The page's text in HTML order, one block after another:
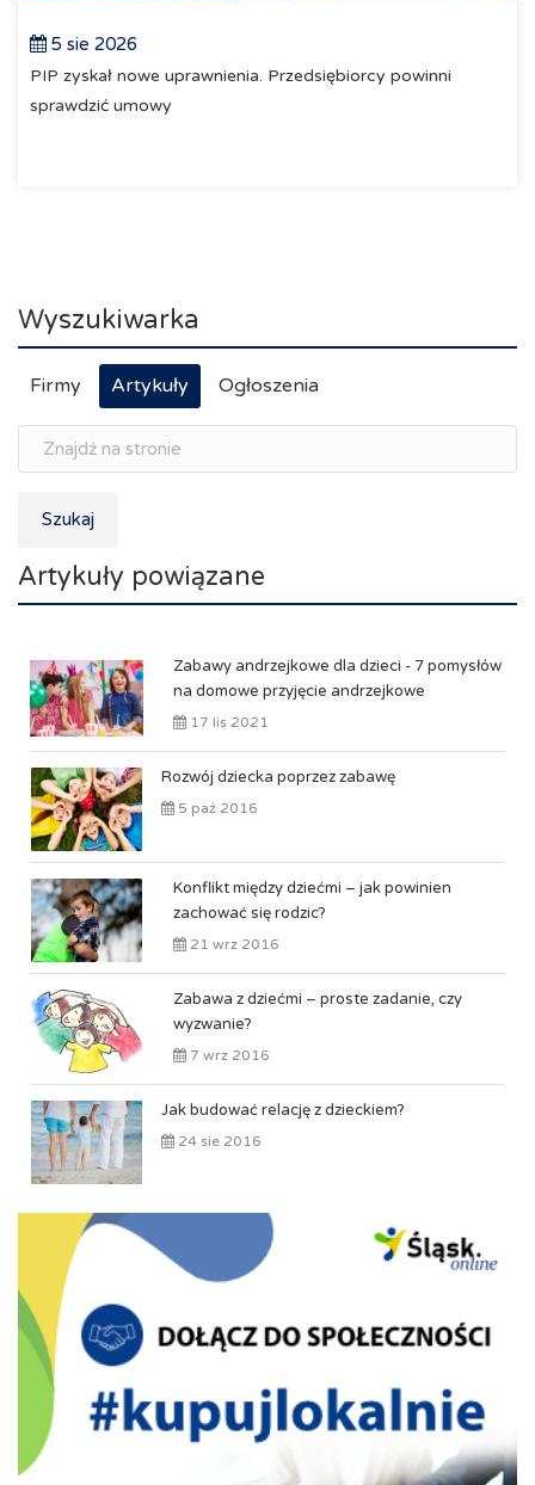
5 sie 2026
PIP zyskał nowe uprawnienia. Przedsiębiorcy powinni
sprawdzić umowy
Wyszukiwarka
Firmy Artykuły Ogłoszenia
Szukaj
Artykuły powiązane
Zabawy andrzejkowe dla dzieci - 7 pomysłów
na domowe przyjęcie andrzejkowe
17 lis 2021
Rozwój dziecka poprzez zabawę
5 paź 2016
Konflikt między dziećmi – jak powinien
zachować się rodzic?
21 wrz 2016
Zabawa z dziećmi – proste zadanie, czy
wyzwanie?
7 wrz 2016
Jak budować relację z dzieckiem?
24 sie 2016